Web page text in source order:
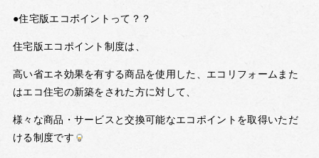
●住宅版エコポイントって？？
住宅版エコポイント制度は、
高い省エネ効果を有する商品を使用した、エコリフォームまた
はエコ住宅の新築をされた方に対して、
様々な商品・サービスと交換可能なエコポイントを取得いただ
ける制度です